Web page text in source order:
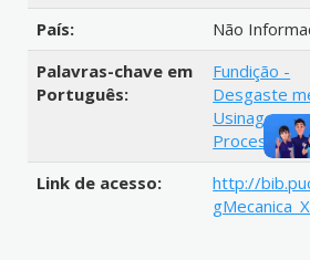
País:
Não
Palavras-chave em
Português:
Fundição -
Desgaste
Usinagem -
Processos
Link de acesso:
http://